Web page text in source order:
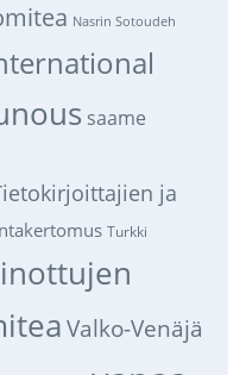
Nasrin Sotoudeh
saame
ja
Turkki
Valko-Venäjä